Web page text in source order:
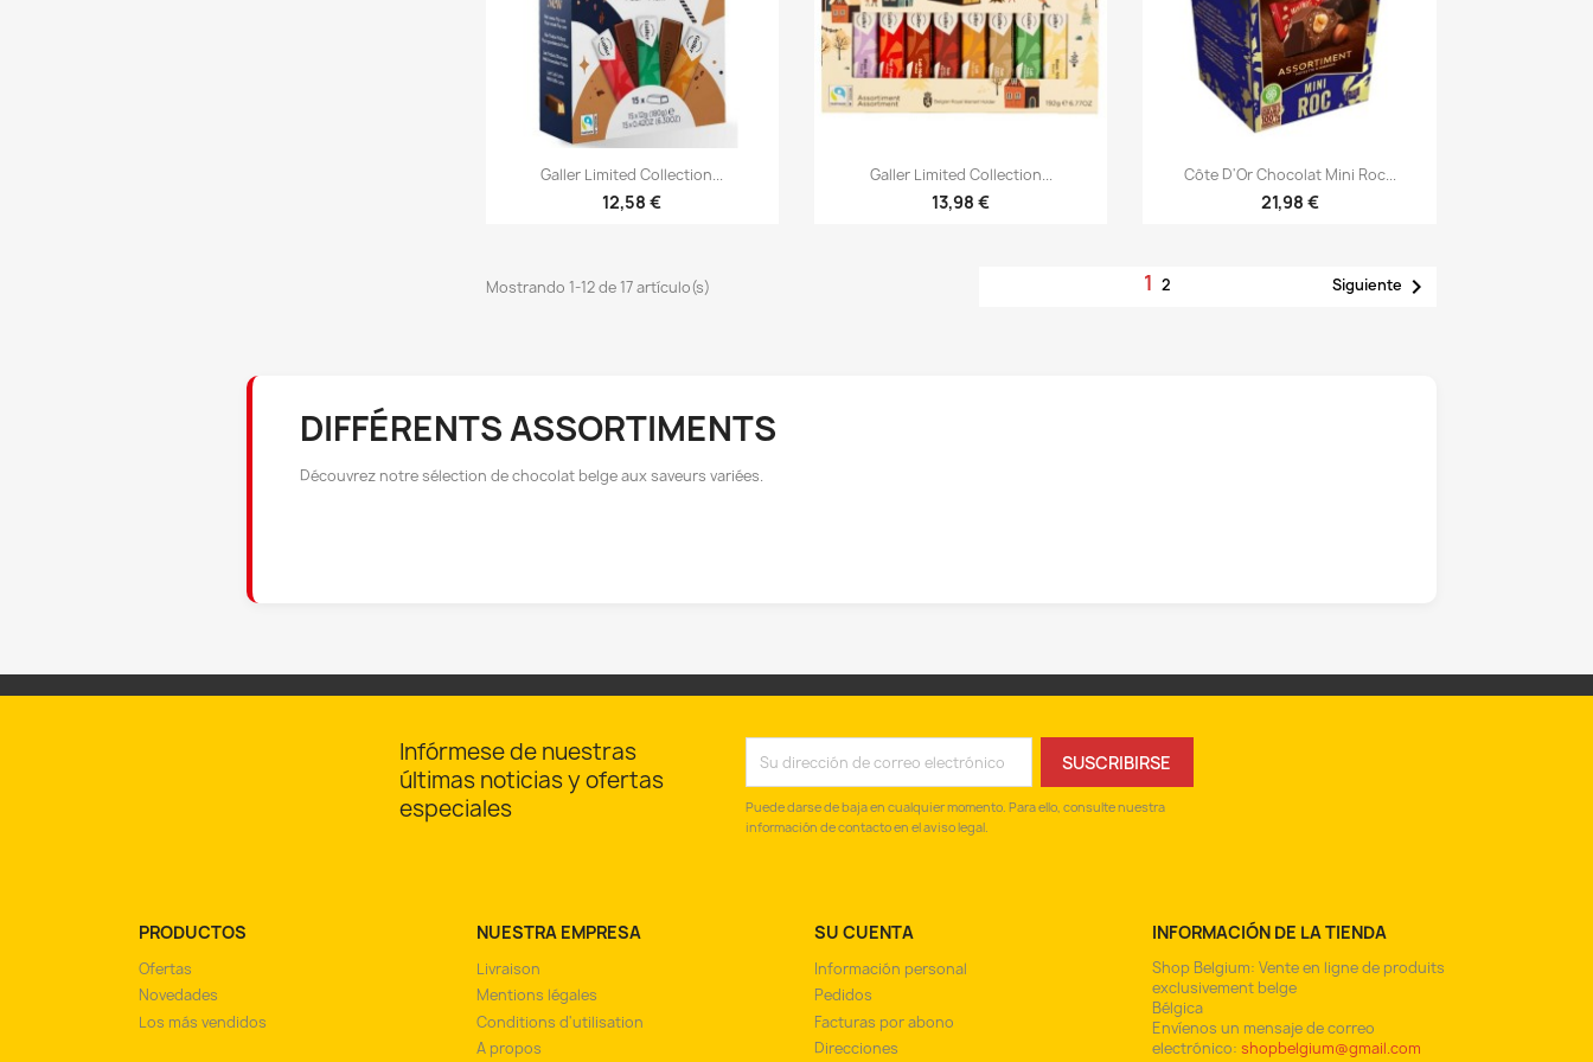
Vista rápida
Galler Limited Collection...
12,58 €
Vista rápida
Galler Limited Collection...
13,98 €
Vista rápida
Côte D'Or Chocolat Mini Roc...
21,98 €
Mostrando 1-12 de 17 artículo(s) 12 Siguiente 
DIFFÉRENTS ASSORTIMENTS
Découvrez notre sélection de chocolat belge aux saveurs variées.
Infórmese de nuestras
últimas noticias y ofertas
especiales
Puede darse de baja en cualquier momento. Para ello, consulte nuestra
información de contacto en el aviso legal.
PRODUCTOS
Ofertas
Novedades
Los más vendidos
NUESTRA EMPRESA
Livraison
Mentions légales
Conditions d'utilisation
A propos
SU CUENTA
Información personal
Pedidos
Facturas por abono
Direcciones
INFORMACIÓN DE LA TIENDA
Shop Belgium: Vente en ligne de produits
exclusivement belge
Bélgica
Envíenos un mensaje de correo
electrónico: shopbelgium@gmail.com